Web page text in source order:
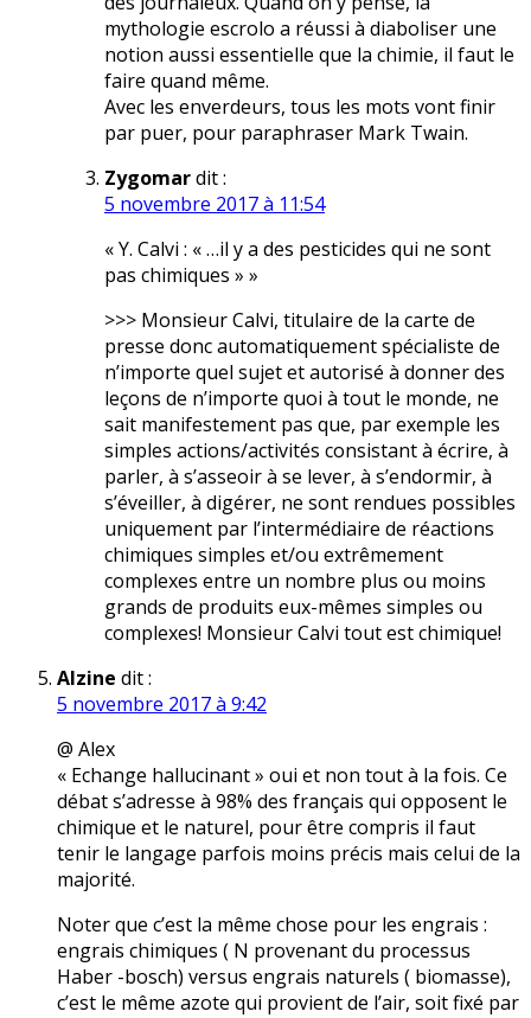
mythologie escrolo a réussi à diaboliser une
notion aussi essentielle que la chimie, il faut le
faire quand même.
Avec les enverdeurs, tous les mots vont finir
par puer, pour paraphraser Mark Twain.
Zygomardit :
5 novembre 2017 à 11:54
« Y. Calvi : « …il y a des pesticides qui ne sont
pas chimiques » »
>>> Monsieur Calvi, titulaire de la carte de
presse donc automatiquement spécialiste de
n’importe quel sujet et autorisé à donner des
leçons de n’importe quoi à tout le monde, ne
sait manifestement pas que, par exemple les
simples actions/activités consistant à écrire, à
parler, à s’asseoir à se lever, à s’endormir, à
s’éveiller, à digérer, ne sont rendues possibles
uniquement par l’intermédiaire de réactions
chimiques simples et/ou extrêmement
complexes entre un nombre plus ou moins
grands de produits eux-mêmes simples ou
complexes! Monsieur Calvi tout est chimique!
Alzine dit :
5 novembre 2017 à 9:42
@ Alex
« Echange hallucinant » oui et non tout à la fois. Ce
débat s’adresse à 98% des français qui opposent le
chimique et le naturel, pour être compris il faut
tenir le langage parfois moins précis mais celui de la
majorité.
Noter que c’est la même chose pour les engrais :
engrais chimiques ( N provenant du processus
Haber -bosch) versus engrais naturels ( biomasse),
c’est le même azote qui provient de l’air, soit fixé par